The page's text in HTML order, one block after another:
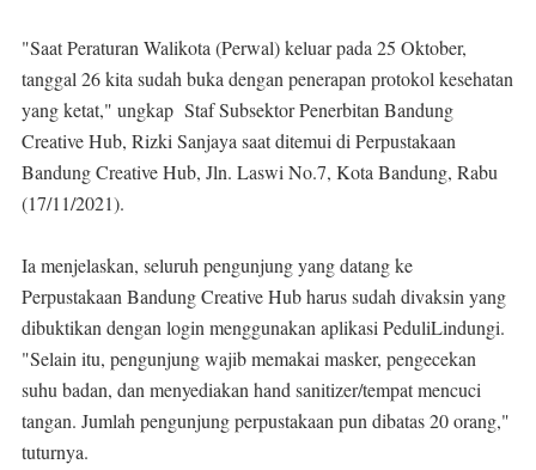
"Saat Peraturan Walikota (Perwal) keluar pada 25 Oktober,
tanggal 26 kita sudah buka dengan penerapan protokol kesehatan
yang ketat," ungkap Staf Subsektor Penerbitan Bandung
Creative Hub, Rizki Sanjaya saat ditemui di Perpustakaan
Bandung Creative Hub, Jln. Laswi No.7, Kota Bandung, Rabu
(17/11/2021).
Ia menjelaskan, seluruh pengunjung yang datang ke
Perpustakaan Bandung Creative Hub harus sudah divaksin yang
dibuktikan dengan login menggunakan aplikasi PeduliLindungi.
"Selain itu, pengunjung wajib memakai masker, pengecekan
suhu badan, dan menyediakan hand sanitizer/tempat mencuci
tangan. Jumlah pengunjung perpustakaan pun dibatas 20 orang,"
tuturnya.